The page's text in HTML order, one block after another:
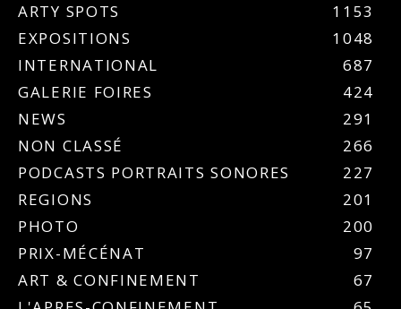
ARTY SPOTS
1153
EXPOSITIONS
1048
INTERNATIONAL
687
GALERIE FOIRES
424
NEWS
291
NON CLASSÉ
266
PODCASTS PORTRAITS SONORES
227
REGIONS
201
PHOTO
200
PRIX-MÉCÉNAT
97
ART & CONFINEMENT
67